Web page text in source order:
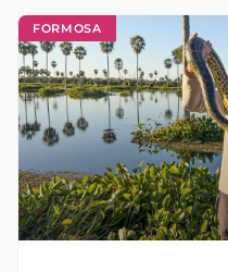
FORMOSA